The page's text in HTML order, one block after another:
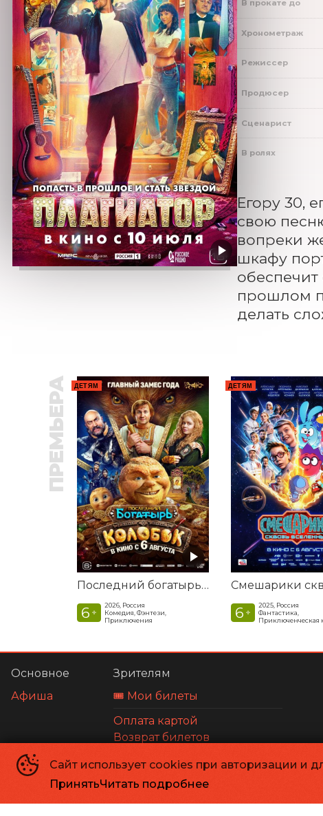
В прокате до
Хронометраж
Режиссер
Продюсер
Сценарист
В ролях
Егору 30,
свою
вопреки
шкафу
прошлом
делать
ПРЕМЬЕРА ДЕТЯМ
Последний богатырь. Колобок
6 +
2026, Россия
Комедия, Фэнтези,
Приключения
ДЕТЯМ
6 +
2025, Россия
Фантастика,
Приключенческая
Сайт использует cookies при авторизации и
ПринятьЧитать подробнее
Основное
Афиша
Зрителям
🎟️ Мои билеты
Оплата картой
Возврат билетов